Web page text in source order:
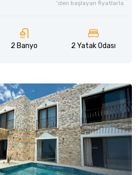
'den başlayan fiyatlarla
2 Banyo 2 Yatak Odası